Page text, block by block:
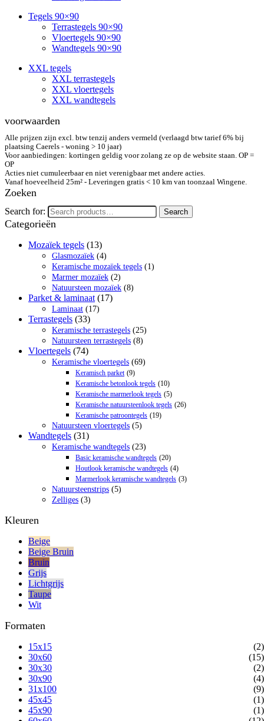
Tegels 90×90
Terrastegels 90×90
Vloertegels 90×90
Wandtegels 90×90
XXL tegels
XXL terrastegels
XXL vloertegels
XXL wandtegels
voorwaarden
Alle prijzen zijn excl. btw tenzij anders vermeld (verlaagd btw tarief 6% bij
plaatsing Caerels - woning > 10 jaar)
Voor aanbiedingen: kortingen geldig voor zolang ze op de website staan. OP =
OP
Acties niet cumuleerbaar en niet verenigbaar met andere acties.
Vanaf hoeveelheid 25m² - Leveringen gratis < 10 km van toonzaal Wingene.
Zoeken
Search for: Search
Categorieën
Mozaïek tegels (13)
Glasmozaïek (4)
Keramische mozaïek tegels (1)
Marmer mozaïek (2)
Natuursteen mozaïek (8)
Parket & laminaat (17)
Laminaat (17)
Terrastegels (33)
Keramische terrastegels (25)
Natuursteen terrastegels (8)
Vloertegels (74)
Keramische vloertegels (69)
Keramisch parket (9)
Keramische betonlook tegels (10)
Keramische marmerlook tegels (5)
Keramische natuursteenlook tegels (26)
Keramische patroontegels (19)
Natuursteen vloertegels (5)
Wandtegels (31)
Keramische wandtegels (23)
Basic keramische wandtegels (20)
Houtlook keramische wandtegels (4)
Marmerlook keramische wandtegels (3)
Natuursteenstrips (5)
Zelliges (3)
Kleuren
Beige
Beige Bruin
Bruin
Grijs
Lichtgrijs
Taupe
Wit
Formaten
15x15
(2)
30x60
(15)
30x30
(2)
30x90
(4)
31x100
(9)
45x45
(1)
45x90
(1)